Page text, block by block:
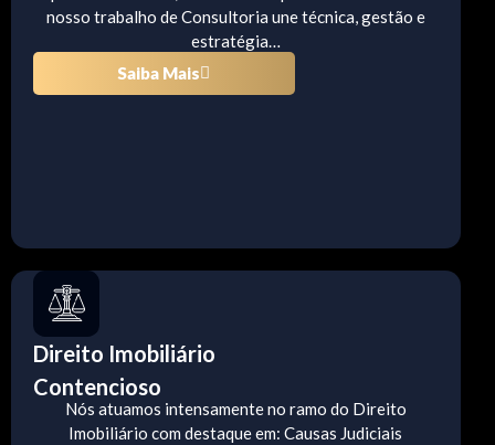
nosso trabalho de Consultoria une técnica, gestão e
estratégia…
Saiba Mais
Direito Imobiliário
Contencioso
Nós atuamos intensamente no ramo do Direito
Imobiliário com destaque em: Causas Judiciais